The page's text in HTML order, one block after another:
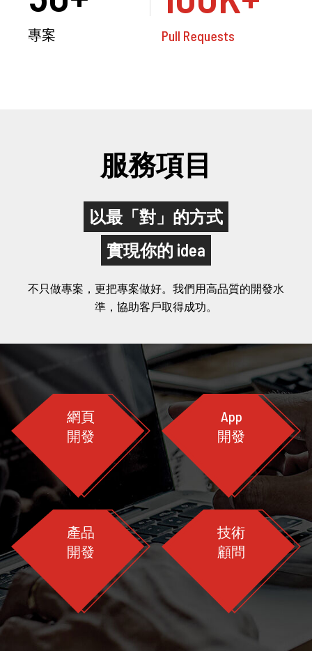
專案 Pull Requests
服務項目
以最「對」的方式
實現你的 idea
不只做專案，更把專案做好。我們用高品質的開發水
準，協助客戶取得成功。
網頁
開發
App
開發
產品
開發
技術
顧問